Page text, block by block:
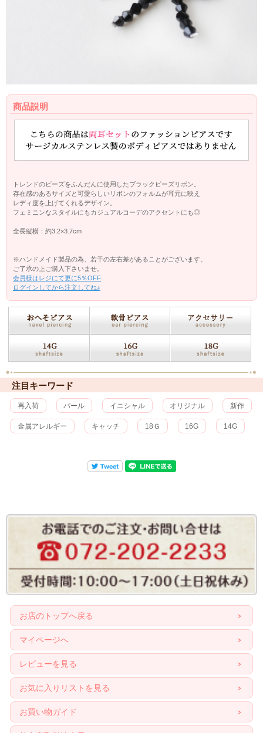
商品説明
トレンドのビーズをふんだんに使用したブラックビーズリボン。
存在感のあるサイズと可愛らしいリボンのフォルムが耳元に映え
レディ度を上げてくれるデザイン。
フェミニンなスタイルにもカジュアルコーデのアクセントにも◎
全長縦横：約3.2×3.7cm
※ハンドメイド製品の為、若干の左右差があることがございます。
ご了承の上ご購入下さいませ。
会員様はレジにて更に5％OFF
ログインしてから注文してね♪
注目キーワード
再入荷 パール イニシャル オリジナル 新作
金属アレルギー キャッチ 18Ｇ 16G 14G
お店のトップへ戻る
マイページへ
レビューを見る
お気に入りリストを見る
お買い物ガイド